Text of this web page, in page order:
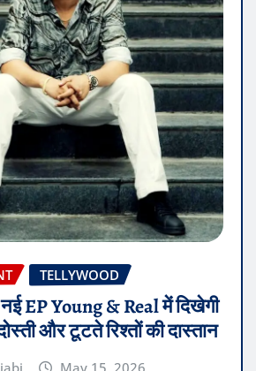
TELLYWOOD
EP Young & Real में दिखेगी
और टूटते रिश्तों की दास्तान